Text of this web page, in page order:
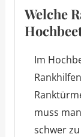
Welche
Im
muss
schwer